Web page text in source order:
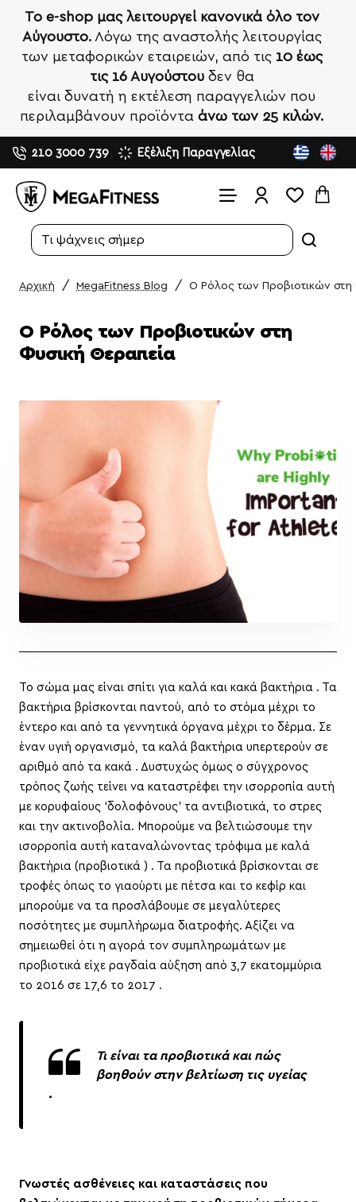
Το e-shop μας λειτουργεί κανονικά όλο τον
Αύγουστο.Λόγω της αναστολής λειτουργίας
των μεταφορικών εταιρειών, από τις 10 έως
τις 16 Αυγούστουδεν θα
είναι δυνατή η εκτέλεση παραγγελιών που
περιλαμβάνουν προϊόντα άνω των 25 κιλών.
210 3000 739 Εξέλιξη Παραγγελίας
Search...
MegaFitness Blog Ο Ρόλος των Προβιοτικών στη
Ο Ρόλος των Προβιοτικών στη
Φυσική Θεραπεία
Το σώμα μας είναι σπίτι για καλά και κακά βακτήρια . Τα
βακτήρια βρίσκονται παντού, από το στόμα μέχρι το
έντερο και από τα γεννητικά όργανα μέχρι το δέρμα. Σε
έναν υγιή οργανισμό, τα καλά βακτήρια υπερτερούν σε
αριθμό από τα κακά . Δυστυχώς όμως ο σύγχρονος
τρόπος ζωής τείνει να καταστρέφει την ισορροπία αυτή
με κορυφαίους ‘δολοφόνους’ τα αντιβιοτικά, το στρες
και την ακτινοβολία. Μπορούμε να βελτιώσουμε την
ισορροπία αυτή καταναλώνοντας τρόφιμα με καλά
βακτήρια (προβιοτικά ) . Τα προβιοτικά βρίσκονται σε
τροφές όπως το γιαούρτι με πέτσα και το κεφίρ και
μπορούμε να τα προσλάβουμε σε μεγαλύτερες
ποσότητες με συμπλήρωμα διατροφής. Αξίζει να
σημειωθεί ότι η αγορά τον συμπληρωμάτων με
προβιοτικά είχε ραγδαία αύξηση από 3,7 εκατομμύρια
το 2016 σε 17,6 το 2017 .
Τι είναι τα προβιοτικά και πώς
βοηθούν στην βελτίωση τις υγείας
.
Γνωστές ασθένειες και καταστάσεις που